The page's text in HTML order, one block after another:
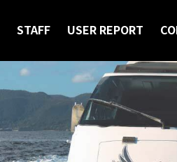
STAFF USER REPORT